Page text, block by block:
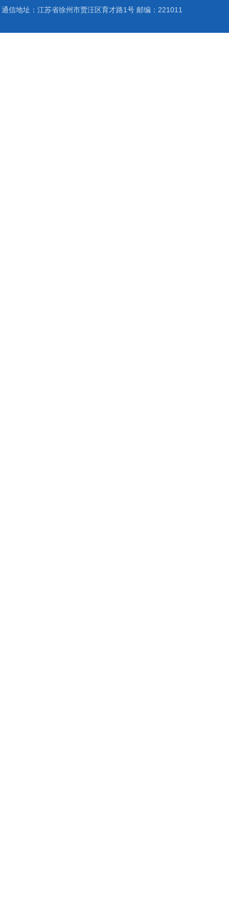
通信地址：江苏省徐州市贾汪区育才路1号 邮编：221011